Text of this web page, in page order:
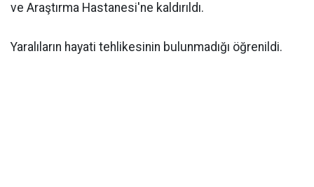
ve Araştırma Hastanesi'ne kaldırıldı.
Yaralıların hayati tehlikesinin bulunmadığı öğrenildi.